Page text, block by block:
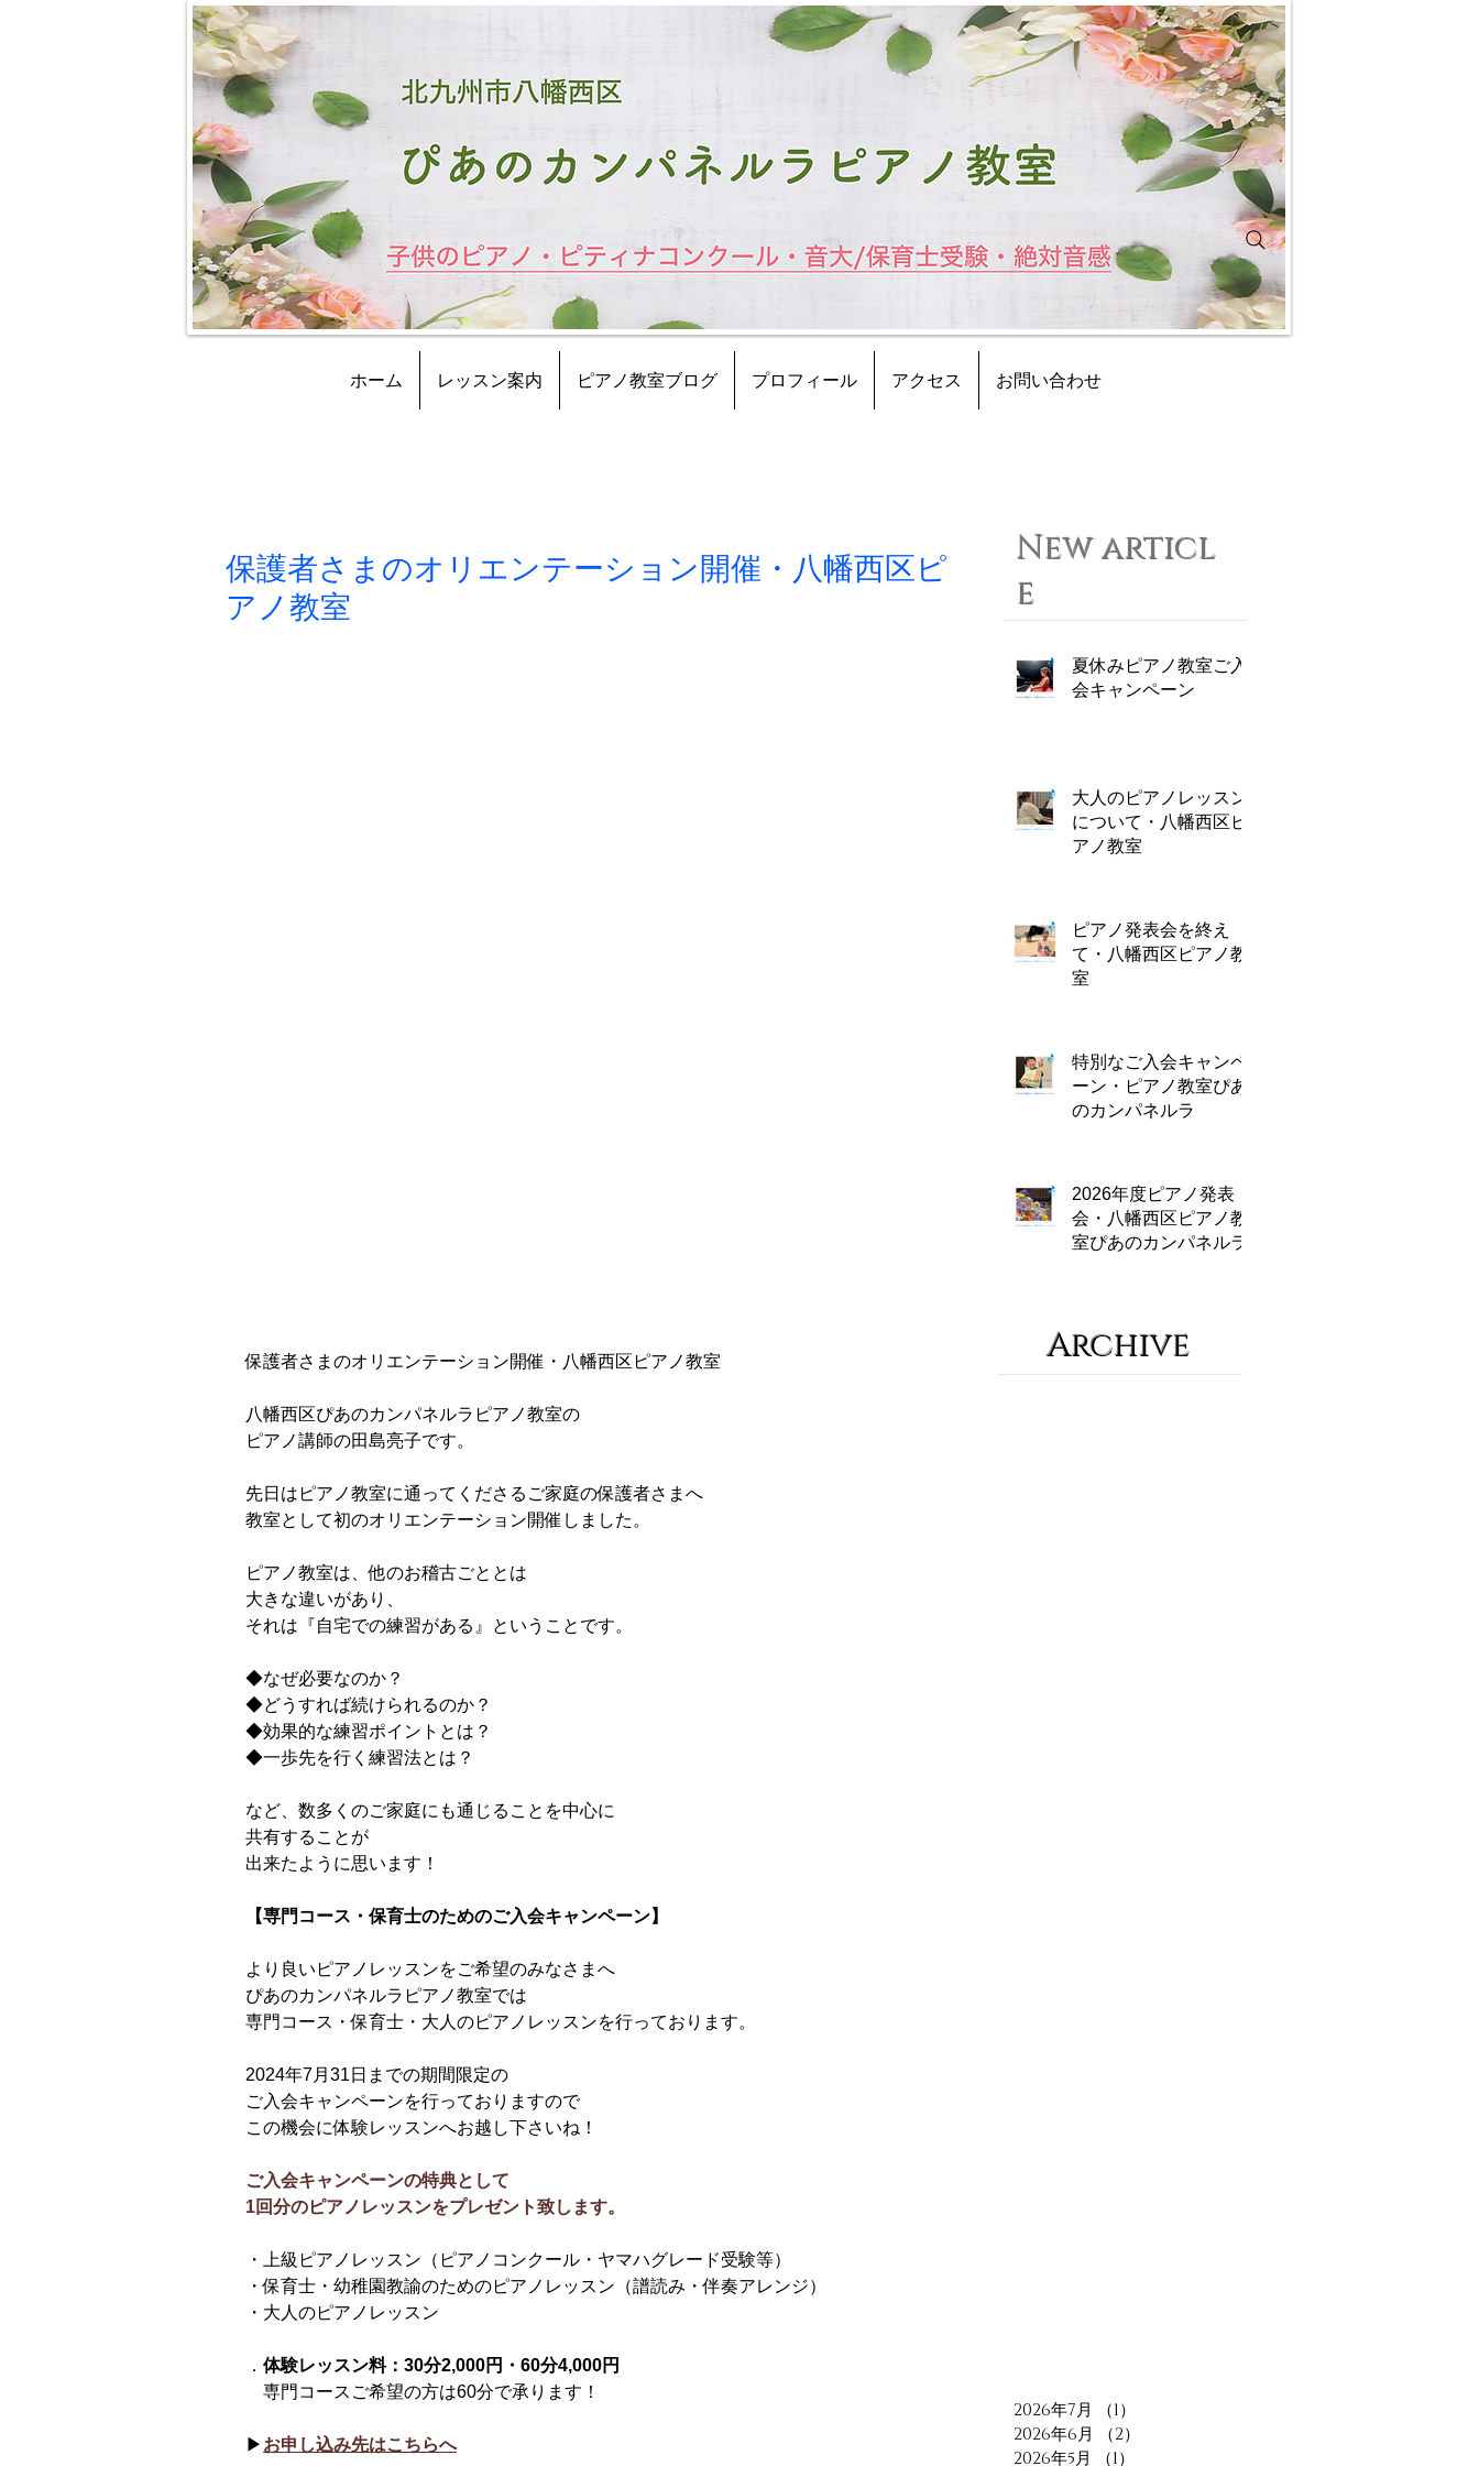
ホーム レッスン案内 ピアノ教室ブログ プロフィール アクセス お問い合わせ
保護者さまのオリエンテーション開催・八幡西区ピ
アノ教室
保護者さまのオリエンテーション開催・八幡西区ピアノ教室
八幡西区ぴあのカンパネルラピアノ教室の
ピアノ講師の田島亮子です。
先日はピアノ教室に通ってくださるご家庭の保護者さまへ
教室として初のオリエンテーション開催しました。
ピアノ教室は、他のお稽古ごととは
大きな違いがあり、
それは『自宅での練習がある』ということです。
◆なぜ必要なのか？
◆どうすれば続けられるのか？
◆効果的な練習ポイントとは？
◆一歩先を行く練習法とは？
など、数多くのご家庭にも通じることを中心に
共有することが
出来たように思います！
【専門コース・保育士のためのご入会キャンペーン】
より良いピアノレッスンをご希望のみなさまへ
ぴあのカンパネルラピアノ教室では
専門コース・保育士・大人のピアノレッスンを行っております。
2024年7月31日までの期間限定の
ご入会キャンペーンを行っておりますので
この機会に体験レッスンへお越し下さいね！
ご入会キャンペーンの特典として
1回分のピアノレッスンをプレゼント致します。
・上級ピアノレッスン（ピアノコンクール・ヤマハグレード受験等）
・保育士・幼稚園教諭のためのピアノレッスン（譜読み・伴奏アレンジ）
・大人のピアノレッスン
． 体験レッスン料：30分2,000円・60分4,000円
専門コースご希望の方は60分で承ります！
▶︎ お申し込み先はこちらへ
New articl
e
夏休みピアノ教室ご入
会キャンペーン
大人のピアノレッスン
について・八幡西区ピ
アノ教室
ピアノ発表会を終え
て・八幡西区ピアノ教
室
特別なご入会キャンペ
ーン・ピアノ教室ぴあ
のカンパネルラ
2026年度ピアノ発表
会・八幡西区ピアノ教
室ぴあのカンパネルラ
Archive
2026年7月 （1）
2026年6月
（2）
2026年5月
（1）